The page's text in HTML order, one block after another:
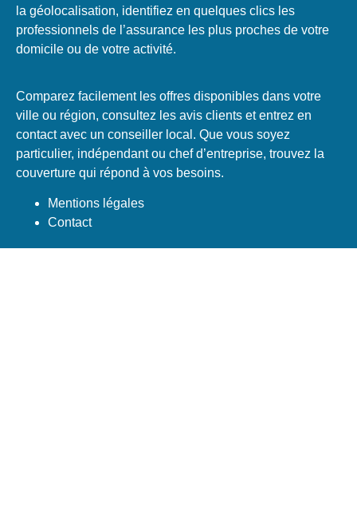
la géolocalisation, identifiez en quelques clics les
professionnels de l’assurance les plus proches de votre
domicile ou de votre activité.
Comparez facilement les offres disponibles dans votre
ville ou région, consultez les avis clients et entrez en
contact avec un conseiller local. Que vous soyez
particulier, indépendant ou chef d’entreprise, trouvez la
couverture qui répond à vos besoins.
Mentions légales
Contact